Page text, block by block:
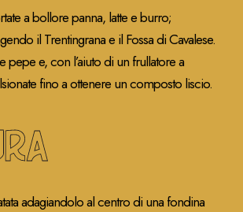
a bollore panna, latte e burro;
il Trentingrana e il Fossa di Cavalese.
pepe e, con l’aiuto di un frullatore a
fino a ottenere un composto liscio.
adagiandolo al centro di una fondina